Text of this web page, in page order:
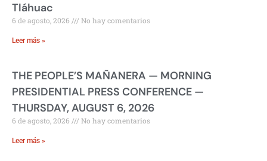
Tláhuac
6 de agosto, 2026 No hay comentarios
Leer más »
THE PEOPLE’S MAÑANERA — MORNING
PRESIDENTIAL PRESS CONFERENCE —
THURSDAY, AUGUST 6, 2026
6 de agosto, 2026 No hay comentarios
Leer más »